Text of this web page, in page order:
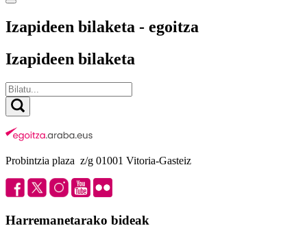
Izapideen bilaketa - egoitza
Izapideen bilaketa
Probintzia plaza z/g 01001 Vitoria-Gasteiz
Harremanetarako bideak